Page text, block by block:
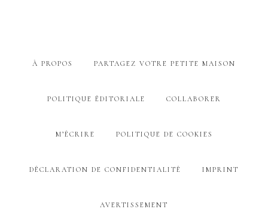
À PROPOS PARTAGEZ VOTRE PETITE MAISON
POLITIQUE ÉDITORIALE COLLABORER
M’ÉCRIRE POLITIQUE DE COOKIES
DÉCLARATION DE CONFIDENTIALITÉ IMPRINT
AVERTISSEMENT